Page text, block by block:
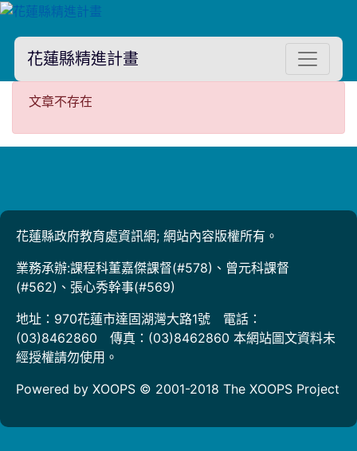
花蓮縣精進計畫
文章不存在
文章不存在
花蓮縣政府教育處資訊網; 網站內容版權所有。
業務承辦:課程科董嘉傑課督(#578)、曾元科課督
(#562)、張心秀幹事(#569)
地址：970花蓮市達固湖灣大路1號 電話：
(03)8462860 傳真：(03)8462860 本網站圖文資料未
經授權請勿使用。
Powered by XOOPS © 2001-2018 The XOOPS Project